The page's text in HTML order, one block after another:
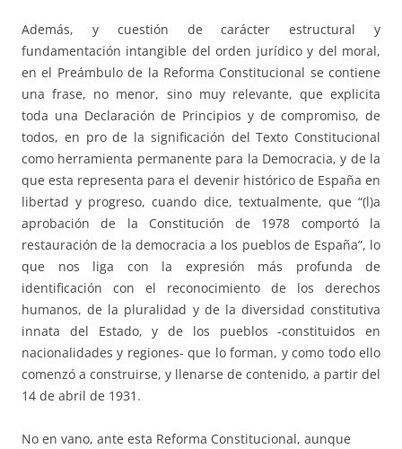
Además, y cuestión de carácter estructural y
fundamentación intangible del orden jurídico y del moral,
en el Preámbulo de la Reforma Constitucional se contiene
una frase, no menor, sino muy relevante, que explicita
toda una Declaración de Principios y de compromiso, de
todos, en pro de la significación del Texto Constitucional
como herramienta permanente para la Democracia, y de la
que esta representa para el devenir histórico de España en
libertad y progreso, cuando dice, textualmente, que “(l)a
aprobación de la Constitución de 1978 comportó la
restauración de la democracia a los pueblos de España”, lo
que nos liga con la expresión más profunda de
identificación con el reconocimiento de los derechos
humanos, de la pluralidad y de la diversidad constitutiva
innata del Estado, y de los pueblos -constituidos en
nacionalidades y regiones- que lo forman, y como todo ello
comenzó a construirse, y llenarse de contenido, a partir del
14 de abril de 1931.
No en vano, ante esta Reforma Constitucional, aunque